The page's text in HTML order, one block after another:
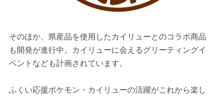
そのほか、県産品を使用したカイリューとのコラボ商品
も開発が進行中。カイリューに会えるグリーティングイ
ベントなども計画されています。
ふくい応援ポケモン・カイリューの活躍がこれから楽し